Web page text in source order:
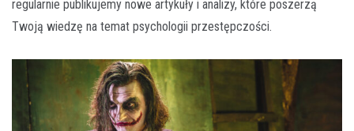
regularnie publikujemy nowe artykuły i analizy, które poszerzą
Twoją wiedzę na temat psychologii przestępczości.